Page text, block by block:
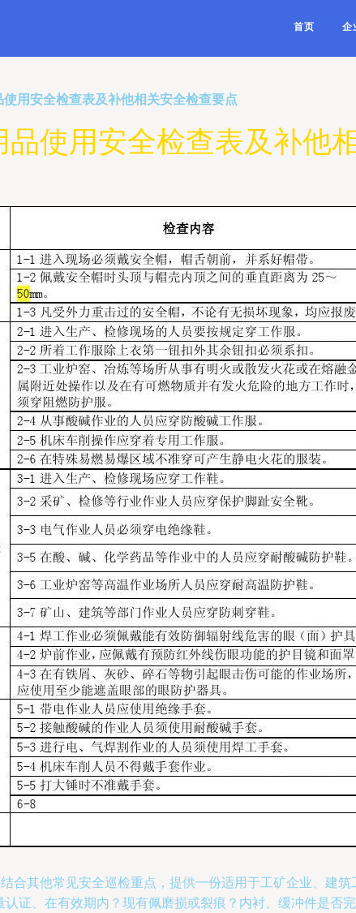
首页 企
用安全检查表及补他相关安全检查要点
品使用安全检查表及补他
合其他常见安全巡检重点，提供一份适用于工矿企业、建
证、在有效期内？现有佩磨损或裂痕？内衬、缓冲件是否